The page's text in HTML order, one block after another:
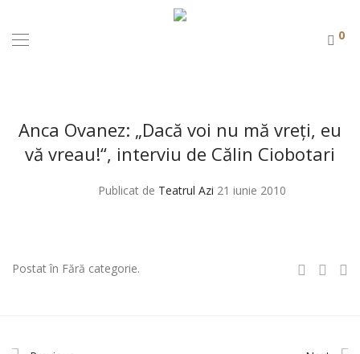
0
Anca Ovanez: „Dacă voi nu mă vreţi, eu
vă vreau!“, interviu de Călin Ciobotari
Publicat de Teatrul Azi 21 iunie 2010
Postat în Fără categorie.